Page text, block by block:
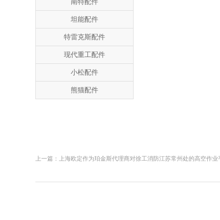
坦能配件
特雷克斯配件
现代重工配件
小松配件
熊猫配件
上一篇： 上海欧定作为珀金斯代理商对徐工消防江苏常州处的高空作业平台进行